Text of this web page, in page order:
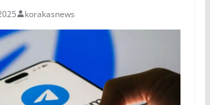
korakasnews